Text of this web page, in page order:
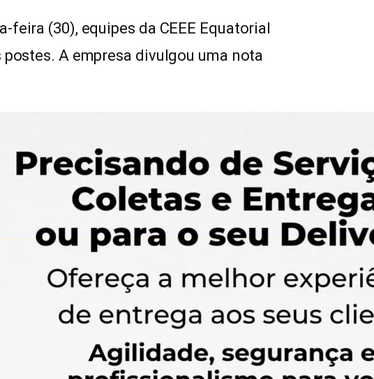
(30), equipes da CEEE Equatorial
A empresa divulgou uma nota